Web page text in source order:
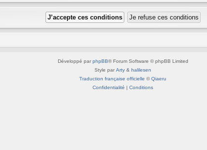
Développé par phpBB® Forum Software © phpBB Limited
Style par Arty & halilesen
Traduction française officielle ©Qiaeru
Confidentialité | Conditions